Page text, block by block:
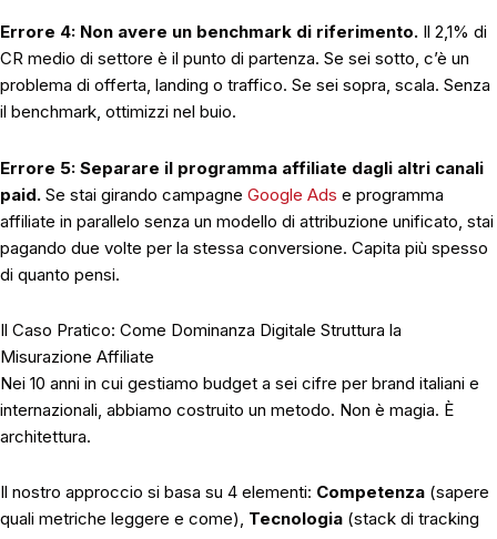
Errore 4: Non avere un benchmark di riferimento. Il 2,1% di
CR medio di settore è il punto di partenza. Se sei sotto, c’è un
problema di offerta, landing o traffico. Se sei sopra, scala. Senza
il benchmark, ottimizzi nel buio.
Errore 5: Separare il programma affiliate dagli altri canali
paid. Se stai girando campagne Google Ads e programma
affiliate in parallelo senza un modello di attribuzione unificato, stai
pagando due volte per la stessa conversione. Capita più spesso
di quanto pensi.
Il Caso Pratico: Come Dominanza Digitale Struttura la
Misurazione Affiliate
Nei 10 anni in cui gestiamo budget a sei cifre per brand italiani e
internazionali, abbiamo costruito un metodo. Non è magia. È
architettura.
Il nostro approccio si basa su 4 elementi: Competenza (sapere
quali metriche leggere e come), Tecnologia (stack di tracking